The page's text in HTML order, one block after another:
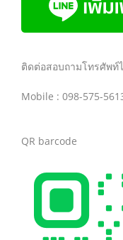
ติดต่อสอบถามโทรศัพท์
Mobile : 098-575-
QR barcode